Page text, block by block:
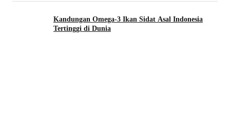
Kandungan Omega-3 Ikan Sidat Asal Indonesia
Tertinggi di Dunia